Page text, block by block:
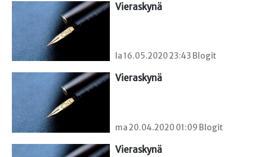
Vieraskynä
la 16.05.2020 23:43 Blogit
Vieraskynä
ma 20.04.2020 01:09 Blogit
Vieraskynä